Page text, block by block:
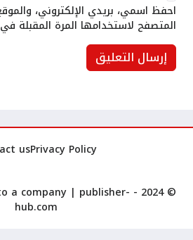
احفظ اسمي، بريدي الإلكتروني،
المتصفح لاستخدامها المرة المقبلة
Privacy Policy
us
© 2024 - All Rights Reserved to a company |
publisher-
hub.com